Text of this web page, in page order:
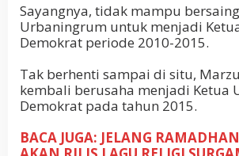
Sayangnya, tidak mampu
Urbaningrum untuk menjadi
Demokrat periode 2010-2015.
Tak berhenti sampai di situ,
kembali berusaha menjadi Ketua
Demokrat pada tahun 2015.
BACA JUGA: JELANG